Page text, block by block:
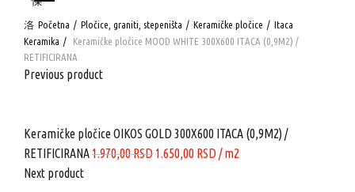
Početna Pločice, graniti, stepeništa Keramičke pločice
Itaca
Keramika
Keramičke pločice MOOD WHITE 300X600 ITACA (0,9M2) /
RETIFICIRANA
Previous product
Keramičke pločice OIKOS GOLD 300X600 ITACA (0,9M2) /
RETIFICIRANA1.970,00RSD Originalna
1.650,00 RSDTrenutna
/ m2
Next product